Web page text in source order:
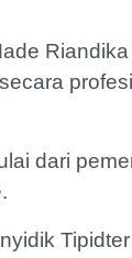
dari